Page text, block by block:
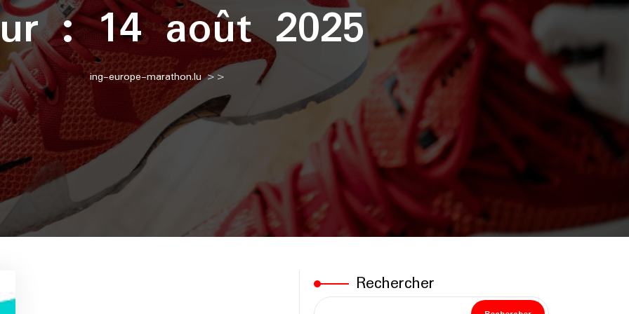
:14 août 2025
ing-europe-marathon.lu>>
Rechercher